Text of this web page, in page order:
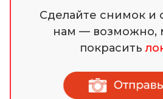
Сделайте снимок и
нам —
покрасить